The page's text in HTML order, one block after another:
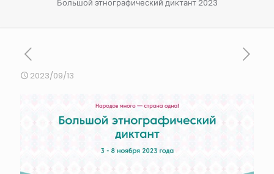
Большой этнографический диктант 2023
2023/09/13